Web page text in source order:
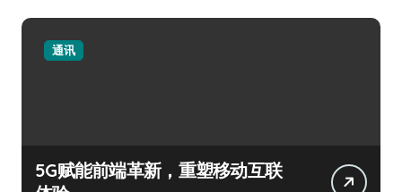
通讯
5G赋能前端革新，重塑移动互联